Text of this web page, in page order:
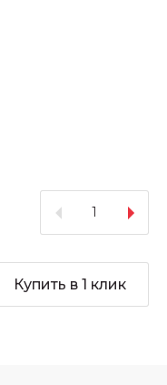
Купить в 1 клик